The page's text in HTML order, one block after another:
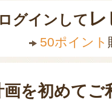
ログインして
50ポイント
画を初めてご